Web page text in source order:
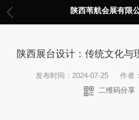
陕西苇航会展有限
陕西展台设计：传统文化与
发布时间：2024-07-25 作者：
二维码分享